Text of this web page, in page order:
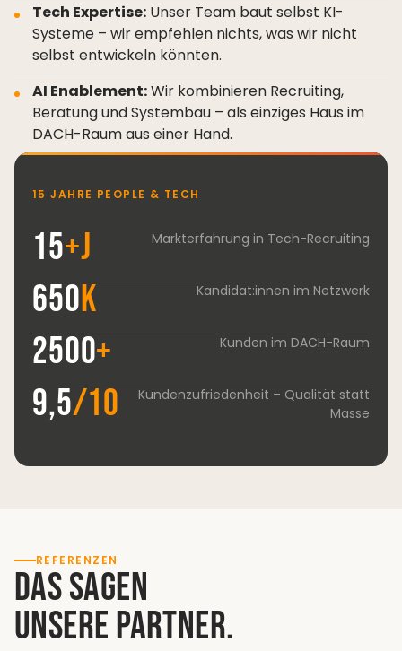
Tech Expertise: Unser Team baut selbst KI-
Systeme – wir empfehlen nichts, was wir nicht
selbst entwickeln könnten.
AI Enablement:Wir kombinieren Recruiting,
Beratung und Systembau – als einziges Haus im
DACH-Raum aus einer Hand.
15 JAHRE PEOPLE & TECH
15+J Markterfahrung in Tech-Recruiting
650k Kandidat:innen im Netzwerk
2500+ Kunden im DACH-Raum
9,5/10
Kundenzufriedenheit – Qualität statt
Masse
REFERENZEN
Das sagen
unsere Partner.